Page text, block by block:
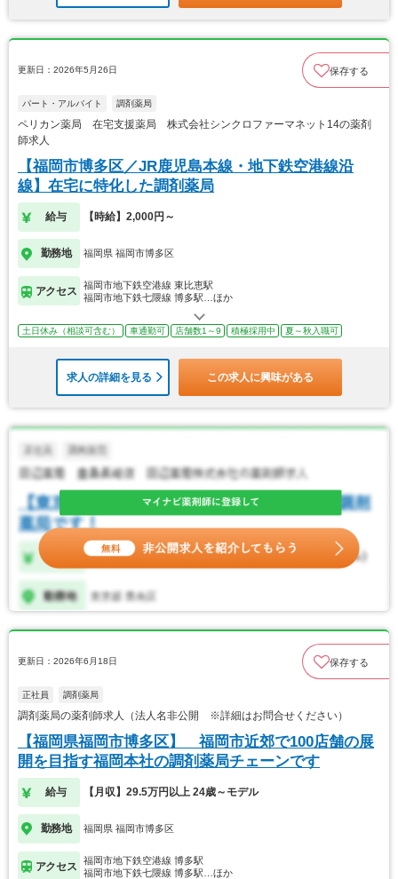
更新日：2026年5月26日 保存する
パート・アルバイト 調剤薬局
ペリカン薬局 在宅支援薬局 株式会社シンクロファーマネット14の薬剤
師求人
【福岡市博多区／JR鹿児島本線・地下鉄空港線沿
線】在宅に特化した調剤薬局
給与 【時給】2,000円～
勤務地 福岡県 福岡市博多区
アクセス
福岡市地下鉄空港線 東比恵駅
福岡市地下鉄七隈線 博多駅…ほか
土日休み（相談可含む） 車通勤可 店舗数1～9 積極採用中 夏～秋入職可
求人の詳細を見る この求人に興味がある
更新日：2026年6月18日 保存する
正社員 調剤薬局
調剤薬局の薬剤師求人（法人名非公開 ※詳細はお問合せください）
【福岡県福岡市博多区】 福岡市近郊で100店舗の展
開を目指す福岡本社の調剤薬局チェーンです
給与 【月収】29.5万円以上 24歳～モデル
勤務地 福岡県 福岡市博多区
アクセス
福岡市地下鉄空港線 博多駅
福岡市地下鉄七隈線 博多駅…ほか